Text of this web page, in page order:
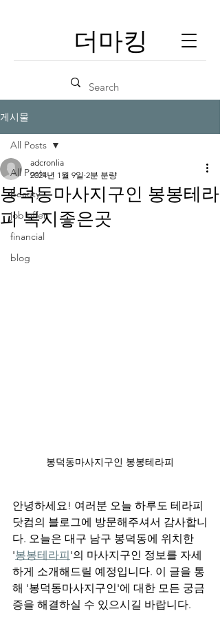
​더마킹
게시물
All Posts
beauty
job offer
financial
blog
All Posts
봉덕동마사지구인 봉봉테라
피 복지좋은곳
adcronlia
2024년 1월 9일 2분 분량
봉덕동마사지구인 봉봉테라피
안녕하세요! 여러분 오늘 하루도 테라피
닷컴의 블로그에 방문해주셔서 감사합니
다. 오늘은 대구 남구 봉덕동에 위치한
'봉봉테라피'의 마사지구인 정보를 자세
하게 소개해드릴 예정입니다. 이 글을 통
해 '봉덕동마사지구인'에 대한 모든 궁금
증을 해결하실 수 있으시길 바랍니다.